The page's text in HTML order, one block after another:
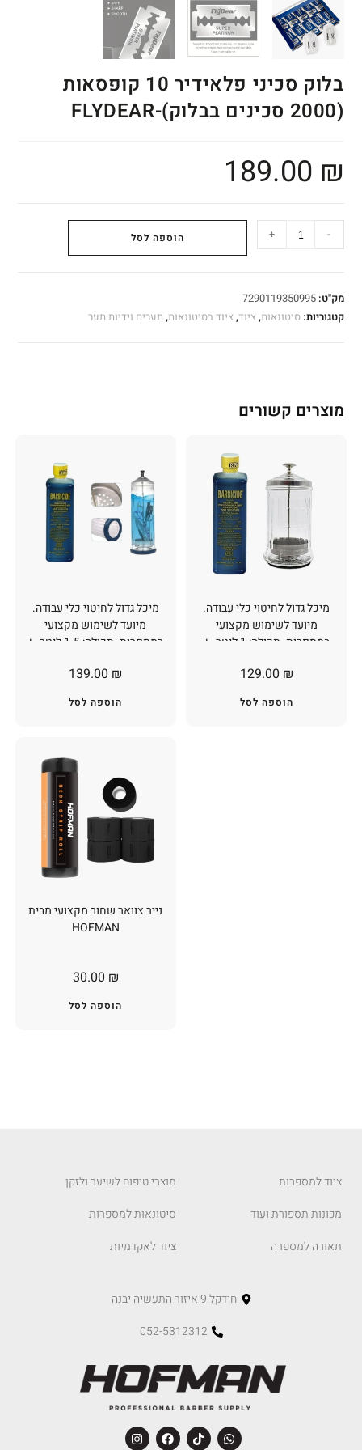
בלוק סכיני פלאידיר 10 קופסאות
(2000 סכינים בבלוק)-FLYDEAR
189.00 ₪
-
+ הוספה לסל
מק"ט:7290119350995
קטגוריות:סיטונאות,ציוד,ציוד בסיטונאות, תערים וידיות תער
מוצרים קשורים
מיכל גדול לחיטוי כלי עבודה.
מיועד לשימוש מקצועי
במספרות. תכולה: 1.5 ליטר. +
BARBICIDE
139.00 ₪
הוספה לסל
מיכל גדול לחיטוי כלי עבודה.
מיועד לשימוש מקצועי
במספרות. תכולה: 1 ליטר. +
BARBICIDE
129.00 ₪
הוספה לסל
נייר צוואר שחור מקצועי מבית
HOFMAN
30.00 ₪
הוספה לסל
ציוד למספרות
מכונות תספורת ועוד
תאורה למספרה
מוצרי טיפוח לשיער ולזקן
סיטונאות למספרות
ציוד לאקדמיות
חידקל 9 איזור התעשיה יבנה
052-5312312